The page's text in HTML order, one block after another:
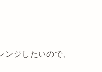
ンジしたいので、